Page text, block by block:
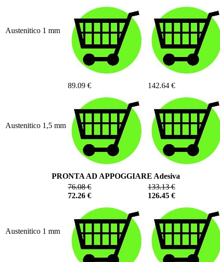
Austenitico 1 mm
Austenitico 1,5 mm
89.09 € 142.64 €
PRONTA AD APPOGGIARE Adesiva
Austenitico 1 mm
76.08 €
72.26 €
133.13 €
126.45 €